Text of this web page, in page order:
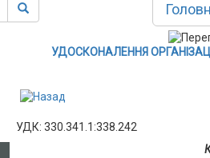
УДОСКОНАЛЕННЯ
УДК: 330.341.1:338.242